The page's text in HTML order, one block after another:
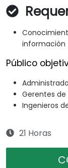
información
Público
Gerentes de
Ingenieros
21 Horas